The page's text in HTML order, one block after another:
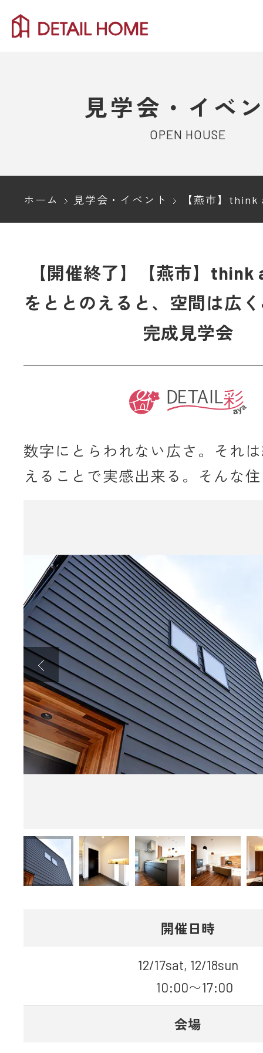
見学会・イベ
OPEN HOUSE
ホーム 見学会・イベント 【燕市】think about ～線をととのえ
【開催終了】【燕市】think
をととのえると、空間は広
完成見学会
数字にとらわれない広さ。それ
えることで実感出来る。そんな
開催日時
12/17sat, 12/18sun
10:00〜17:00
会場